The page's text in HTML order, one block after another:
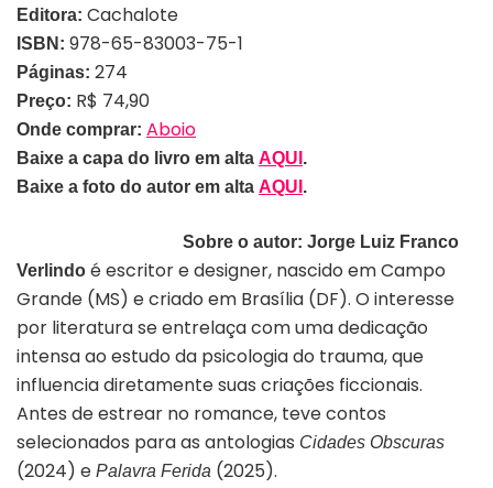
Editora: Cachalote
ISBN: 978-65-83003-75-1
Páginas: 274
Preço: R$ 74,90
Onde comprar: Aboio
Baixe a capa do livro em alta AQUI .
Baixe a foto do autor em alta AQUI .
Sobre o autor: Jorge Luiz Franco
Verlindo é escritor e designer, nascido em Campo
Grande (MS) e criado em Brasília (DF). O interesse
por literatura se entrelaça com uma dedicação
intensa ao estudo da psicologia do trauma, que
influencia diretamente suas criações ficcionais.
Antes de estrear no romance, teve contos
selecionados para as antologias Cidades Obscuras
(2024) e Palavra Ferida (2025).